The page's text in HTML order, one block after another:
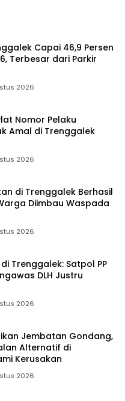
Capai 46,9 Persen
Terbesar dari Parkir
2026
Nomor Pelaku
Amal di Trenggalek
2026
di Trenggalek Berhasil
Diimbau Waspada
2026
Trenggalek: Satpol PP
DLH Justru
2026
Jembatan Gondang,
Alternatif di
Kerusakan
2026